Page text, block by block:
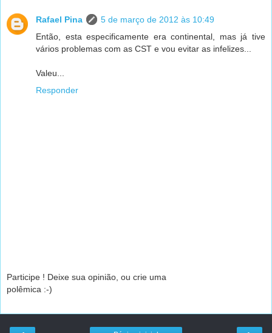
Rafael Pina
5 de março de 2012 às 10:49
Então, esta especificamente era continental, mas já tive
vários problemas com as CST e vou evitar as infelizes...
Valeu...
Responder
Participe ! Deixe sua opinião, ou crie uma
polêmica :-)